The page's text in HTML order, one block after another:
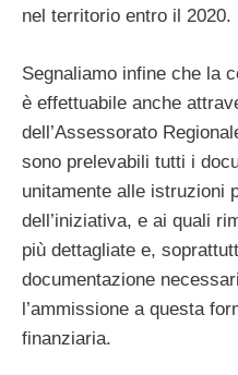
nel territorio entro il 2020.
Segnaliamo infine che la
è effettuabile anche
dell’Assessorato
sono prelevabili tutti i
unitamente alle istruzioni
dell’iniziativa, e ai quali
più dettagliate e,
documentazione
l’ammissione a questa
finanziaria.